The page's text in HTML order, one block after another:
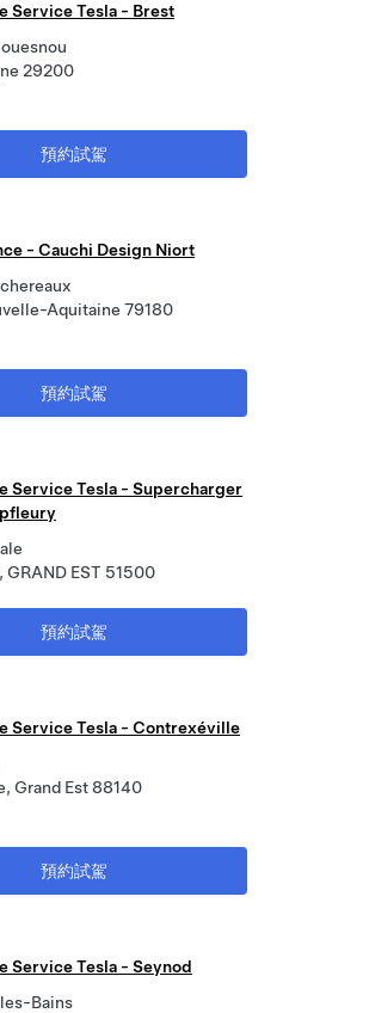
Service Tesla - Brest
29200
預約試駕
- Cauchi Design Niort
Aquitaine 79180
預約試駕
Service Tesla - Supercharger
GRAND EST 51500
預約試駕
Service Tesla - Contrexéville
Grand Est 88140
預約試駕
Service Tesla - Seynod
Bains